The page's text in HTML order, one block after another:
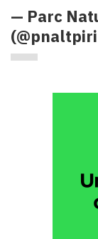
— Parc